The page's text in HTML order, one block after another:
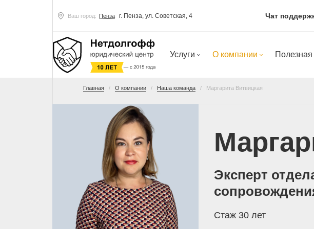
Ваш город: Пенза г. Пенза, ул. Советская, 4 Чат
Услуги О компании
Главная О компании Наша команда Маргарита Витвицкая
Эксперт
Стаж 30 лет